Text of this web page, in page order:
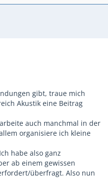
gibt, traue mich
Akustik eine Beitrag
auch manchmal in der
organisiere ich kleine
habe also ganz
ab einem gewissen
überfragt. Also nun